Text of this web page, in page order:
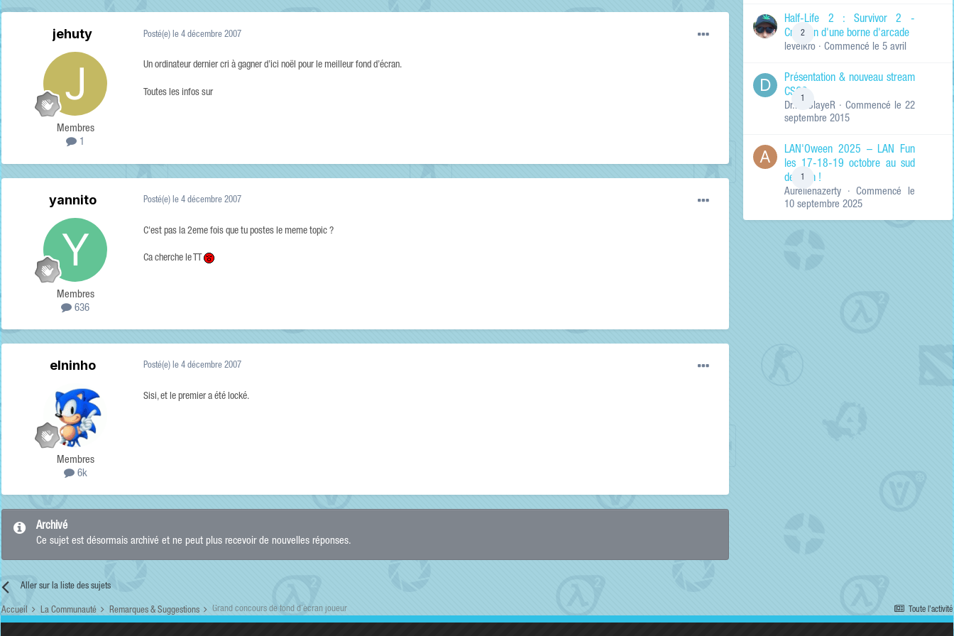
RECHERCHER LES
Titres et corps
Titres des
uniquement
jehuty
Membres
1
Posté(e) le 4 décembre 2007
Un ordinateur dernier cri à gagner d’ici noël pour le meilleur fond d’écran.
Toutes les infos sur
yannito
Membres
636
Posté(e) le 4 décembre 2007
C'est pas la 2eme fois que tu postes le meme topic ?
Ca cherche le TT
elninho
Membres
6k
Posté(e) le 4 décembre 2007
Sisi, et le premier a été locké.
Archivé
Ce sujet est désormais archivé et ne peut plus recevoir de nouvelles réponses.
Aller sur la liste des sujets
2
Half-Life 2 : Survivor 2 -
Création d'une borne d'arcade
levelkro · Commencé le 5 avril
1
Présentation & nouveau stream
CSGO
Dr.KinSlayeR · Commencé le 22
septembre 2015
1
LAN'Oween 2025 – LAN Fun
les 17-18-19 octobre au sud
de Lyon !
Aurelienazerty · Commencé le
10 septembre 2025
Toute l’activité
Accueil La Communauté Remarques & Suggestions Grand concours de fond d’écran joueur